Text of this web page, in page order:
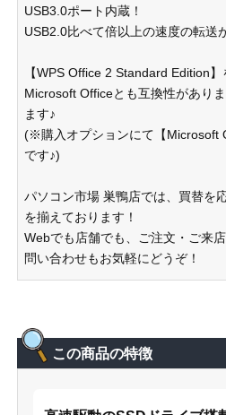
USB3.0ポート内蔵！
USB2.0比べて倍以上の速度の転送
【WPS Office 2 Standard Edition】
Microsoft Officeとも互換性があり
ます♪
(※購入オプションにて【Microsoft
です♪)
パソコン市場 巣鴨店では、買替を
を揃えております！
Webでも店舗でも、ご注文・ご来
問い合わせもお気軽にどうぞ！
この商品の特徴